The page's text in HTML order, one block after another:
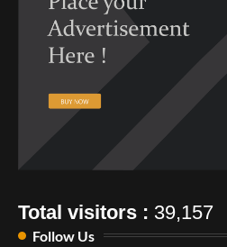
Total visitors : 39,157
Follow Us